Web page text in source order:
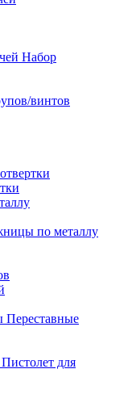
Набор
винтов
по металлу
Переставные
Пистолет для